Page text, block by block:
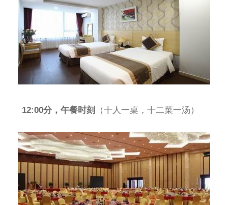
12:00分，午餐时刻 （十人一桌，十二菜一汤）